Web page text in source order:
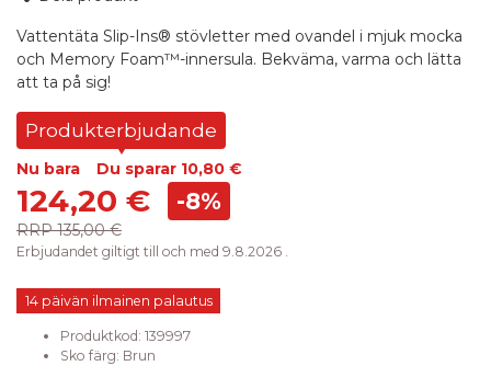
Vattentäta Slip-Ins® stövletter med ovandel i mjuk mocka
och Memory Foam™-innersula. Bekväma, varma och lätta
att ta på sig!
Produkterbjudande
Nu bara Du sparar 10,80 €
124,20 €
RRP 135,00 €
-8%
Erbjudandet giltigt till och med 9.8.2026 .
14 päivän ilmainen palautus
Produktkod: 139997
Sko färg: Brun